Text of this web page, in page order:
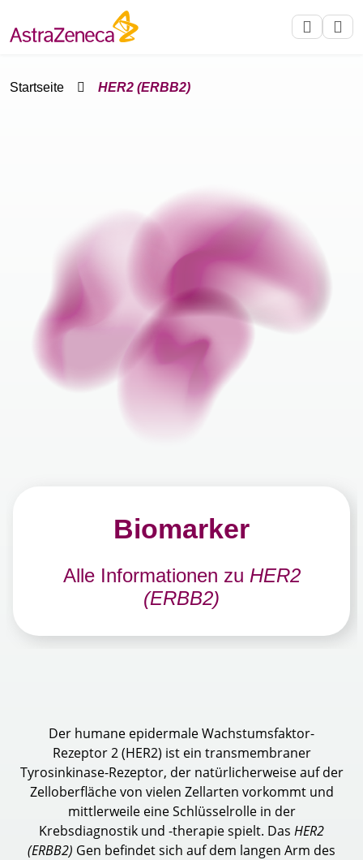
Biomarker
Alle Informationen zu HER2
(ERBB2)
Startseite HER2 (ERBB2)
Der humane epidermale Wachstumsfaktor-
Rezeptor 2 (HER2) ist ein transmembraner
Tyrosinkinase-Rezeptor, der natürlicherweise auf der
Zelloberfläche von vielen Zellarten vorkommt und
mittlerweile eine Schlüsselrolle in der
Krebsdiagnostik und -therapie spielt. Das HER2
(ERBB2) Gen befindet sich auf dem langen Arm des